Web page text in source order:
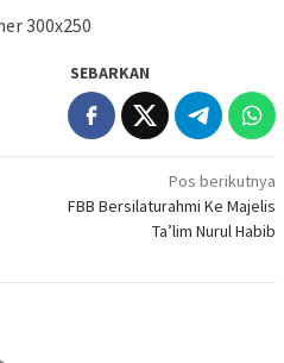
SEBARKAN
Pos berikutnya
FBB Bersilaturahmi Ke Majelis
Ta’lim Nurul Habib